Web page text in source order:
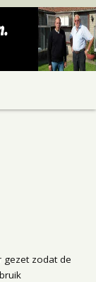
gezet zodat de